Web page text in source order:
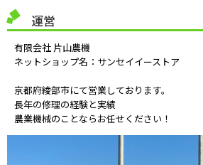
運営
有限会社 片山農機
ネットショップ名：サンセイイーストア
京都府綾部市にて営業しております。
長年の修理の経験と実績
農業機械のことならお任せください！